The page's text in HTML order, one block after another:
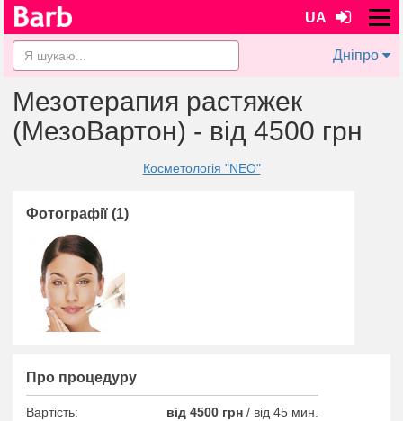
UA
Дніпро
Мезотерапия растяжек
(МезоВартон) - від 4500 грн
Косметологія "NEO"
Фотографії (1)
Про процедуру
Вартість: від 4500 грн / від 45 мин.